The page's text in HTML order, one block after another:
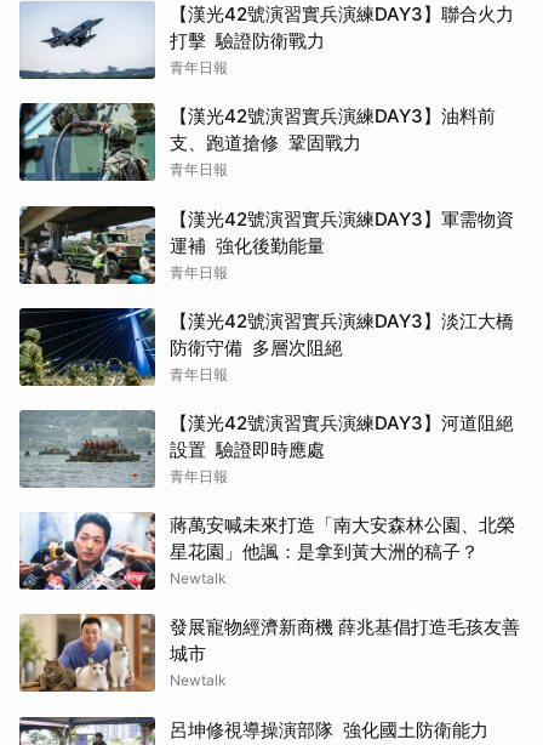
【漢光42號演習實兵演練DAY3】聯合火力
打擊 驗證防衛戰力
青年日報
【漢光42號演習實兵演練DAY3】油料前
支、跑道搶修 鞏固戰力
青年日報
【漢光42號演習實兵演練DAY3】軍需物資
運補 強化後勤能量
青年日報
【漢光42號演習實兵演練DAY3】淡江大橋
防衛守備 多層次阻絕
青年日報
【漢光42號演習實兵演練DAY3】河道阻絕
設置 驗證即時應處
青年日報
蔣萬安喊未來打造「南大安森林公園、北榮
星花園」他諷：是拿到黃大洲的稿子？
Newtalk
發展寵物經濟新商機 薛兆基倡打造毛孩友善
城市
Newtalk
呂坤修視導操演部隊 強化國土防衛能力